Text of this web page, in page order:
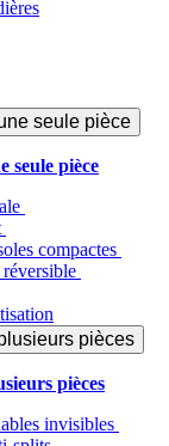
seule pièce
seule pièce
compactes
pièces
pièces
invisibles